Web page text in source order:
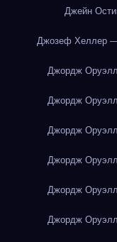
Джейн
Джозеф Хеллер —
Джордж
Джордж
Джордж
Джордж
Джордж
Джордж